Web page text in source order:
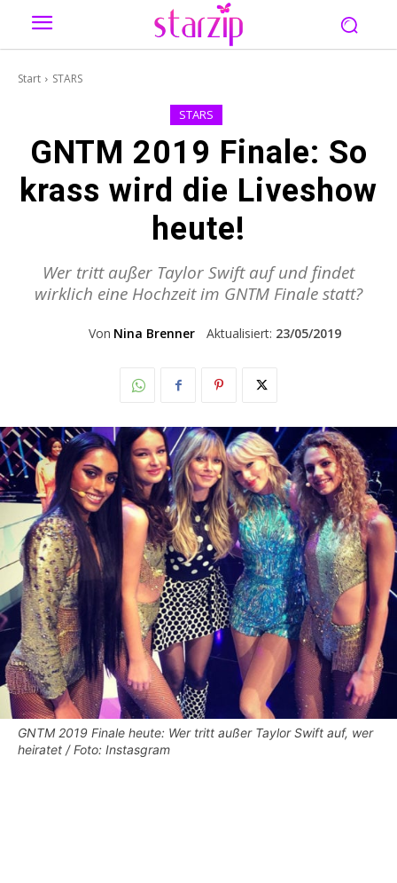
Start STARS
STARS
GNTM 2019 Finale: So
krass wird die Liveshow
heute!
Wer tritt außer Taylor Swift auf und findet
wirklich eine Hochzeit im GNTM Finale statt?
Von Nina Brenner Aktualisiert: 23/05/2019
GNTM 2019 Finale heute: Wer tritt außer Taylor Swift auf, wer
heiratet / Foto: Instasgram